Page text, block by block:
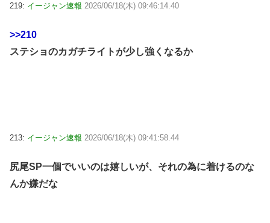
219: イージャン速報 2026/06/18(木) 09:46:14.40
>>210
ステショのカガチライトが少し強くなるか
213: イージャン速報 2026/06/18(木) 09:41:58.44
尻尾SP一個でいいのは嬉しいが、それの為に着けるのな
んか嫌だな